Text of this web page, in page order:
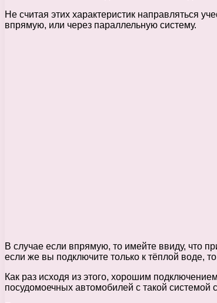
Не считая этих характеристик направляться
впрямую, или через параллельную систему.
В случае если впрямую, то имейте ввиду, что
если же вы подключите только к тёплой воде,
Как раз исходя из этого, хорошим
посудомоечных автомобилей с такой